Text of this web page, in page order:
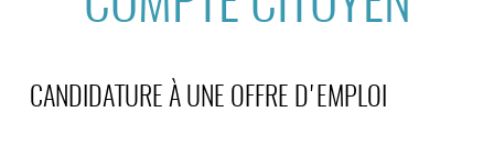
CANDIDATURE À UNE OFFRE D'EMPLOI